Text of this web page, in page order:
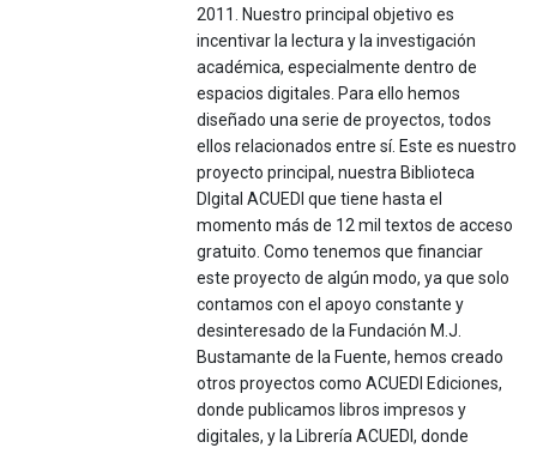
2011. Nuestro principal objetivo es
incentivar la lectura y la investigación
académica, especialmente dentro de
espacios digitales. Para ello hemos
diseñado una serie de proyectos, todos
ellos relacionados entre sí. Este es nuestro
proyecto principal, nuestra Biblioteca
DIgital ACUEDI que tiene hasta el
momento más de 12 mil textos de acceso
gratuito. Como tenemos que financiar
este proyecto de algún modo, ya que solo
contamos con el apoyo constante y
desinteresado de la Fundación M.J.
Bustamante de la Fuente, hemos creado
otros proyectos como ACUEDI Ediciones,
donde publicamos libros impresos y
digitales, y la Librería ACUEDI, donde